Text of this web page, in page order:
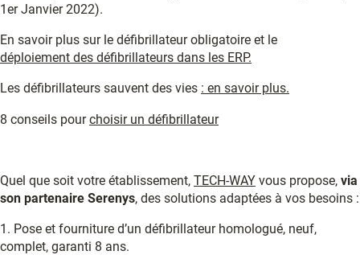
1er Janvier 2022).
En savoir plus sur le défibrillateur obligatoire et le
déploiement des défibrillateurs dans les ERP.
Les défibrillateurs sauvent des vies : en savoir plus.
8 conseils pourchoisir un défibrillateur
Quel que soit votre établissement, TECH-WAY vous propose, via
son partenaire Serenys, des solutions adaptées à vos besoins :
1. Pose et fourniture d’un défibrillateur homologué, neuf,
complet, garanti 8 ans.